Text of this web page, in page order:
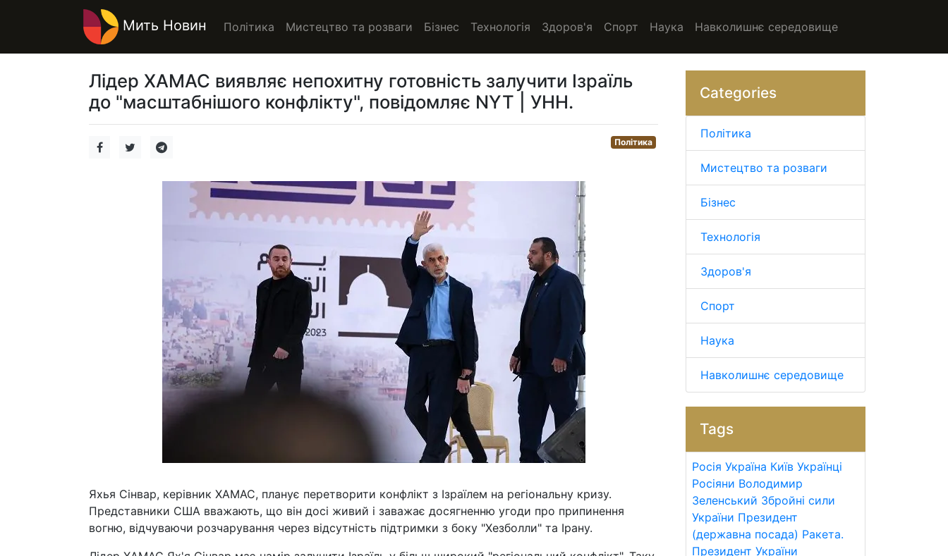
Мить Новин Політика Мистецтво та розваги Бізнес Технологія Здоров'я Спорт Наука Навколишнє середовище
Лідер ХАМАС виявляє непохитну готовність залучити Ізраїль
до "масштабнішого конфлікту", повідомляє NYT | УНН.
Політика
Яхья Сінвар, керівник ХАМАС, планує перетворити конфлікт з Ізраїлем на регіональну кризу.
Представники США вважають, що він досі живий і заважає досягненню угоди про припинення
вогню, відчуваючи розчарування через відсутність підтримки з боку "Хезболли" та Ірану.
Categories
Політика
Мистецтво та розваги
Бізнес
Технологія
Здоров'я
Спорт
Наука
Навколишнє середовище
Tags
Росія Україна Київ Українці
Росіяни Володимир
Зеленський Збройні сили
України Президент
(державна посада) Ракета.
Президент України